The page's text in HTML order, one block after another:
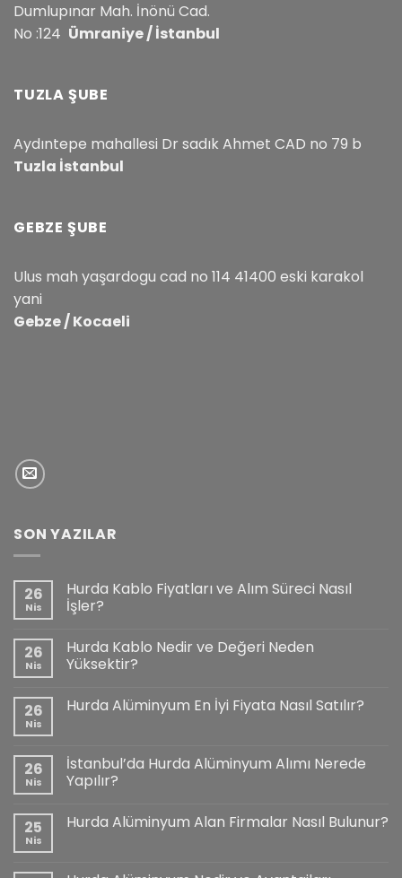
Dumlupınar Mah. İnönü Cad.
No :124 Ümraniye / İstanbul
TUZLA ŞUBE
Aydıntepe mahallesi Dr sadık Ahmet CAD no 79 b
Tuzla İstanbul
GEBZE ŞUBE
Ulus mah yaşardogu cad no 114 41400 eski karakol
yani
Gebze / Kocaeli
SON YAZILAR
26
Nis
Hurda Kablo Fiyatları ve Alım Süreci Nasıl
İşler?
26
Nis
Hurda Kablo Nedir ve Değeri Neden
Yüksektir?
26
Nis
Hurda Alüminyum En İyi Fiyata Nasıl Satılır?
26
Nis
İstanbul’da Hurda Alüminyum Alımı Nerede
Yapılır?
25
Nis
Hurda Alüminyum Alan Firmalar Nasıl Bulunur?